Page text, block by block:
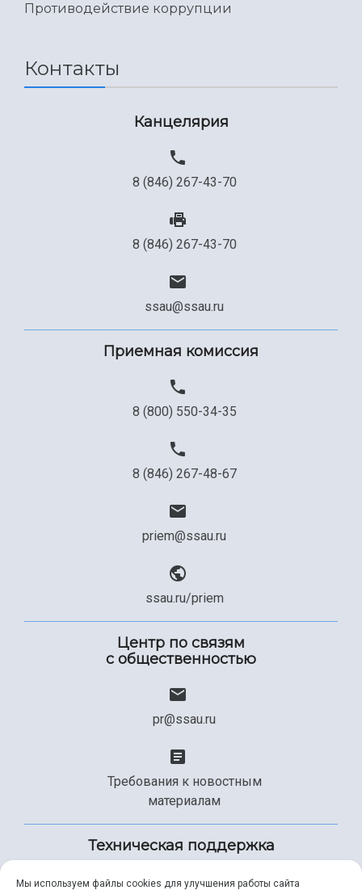
Противодействие коррупции
Контакты
Канцелярия
8 (846) 267-43-70
8 (846) 267-43-70
ssau@ssau.ru
Приемная комиссия
8 (800) 550-34-35
8 (846) 267-48-67
priem@ssau.ru
ssau.ru/priem
Центр по связям
с общественностью
pr@ssau.ru
Требования к новостным
материалам
Техническая поддержка
Мы используем файлы cookies для улучшения работы сайта